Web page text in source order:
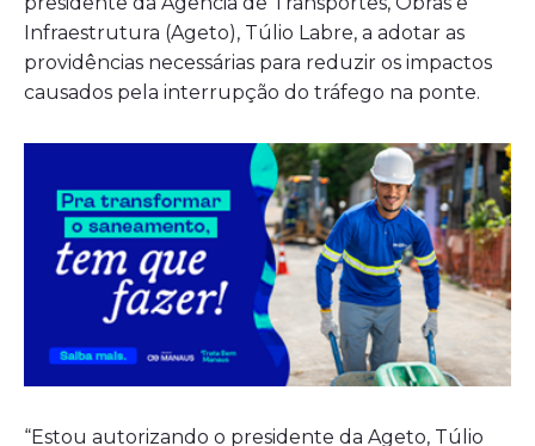
Infraestrutura (Ageto), Túlio Labre, a adotar as
providências necessárias para reduzir os impactos
causados pela interrupção do tráfego na ponte.
“Estou autorizando o presidente da Ageto, Túlio